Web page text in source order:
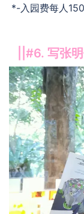
*-入园费每人
||#6. 写张